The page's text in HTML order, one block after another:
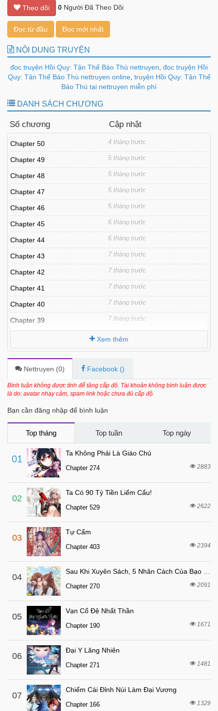
Theo dõi 0 Người Đã Theo Dõi
Đọc từ đầu Đọc mới nhất
NỘI DUNG TRUYỆN
đọc truyện Hồi Quy: Tận Thế Báo Thù nettruyen đọc truyện Hồi
Quy: Tận Thế Báo Thù nettruyen online, truyện Hồi Quy: Tận Thế
Báo Thù tại nettruyen miễn phí
DANH SÁCH CHƯƠNG
Số chương Cập nhật
Chapter 50 4 tháng trước
Chapter 49 5 tháng trước
Chapter 48 5 tháng trước
Chapter 47 5 tháng trước
Chapter 46 5 tháng trước
Chapter 45 6 tháng trước
Chapter 44 6 tháng trước
Chapter 43 7 tháng trước
Chapter 42 7 tháng trước
Chapter 41 7 tháng trước
Chapter 40 7 tháng trước
Chapter 39 7 tháng trước
Chapter 37 8 tháng trước
Chapter 36 8 tháng trước
Chapter 35 8 tháng trước
8 tháng trước
Chapter 32 8 tháng trước
Chapter 31
Chapter 30
Chapter 29
Chapter 28 8 tháng trước
Chapter 27
Chapter 26
Chapter 25
Chapter 24 8 tháng trước
Chapter 23 8 tháng trước
Chapter 22
Chapter 21 8 tháng trước
Chapter 20
Chapter 19 8 tháng trước
Chapter 18
Chapter 17
Chapter 16 8 tháng trước
Chapter 15
Xem thêm
Nettruyen (0) Facebook ()
Bình luận không được tính để tăng cấp độ. Tài khoản không bình luận được
là do: avatar nhạy cảm, spam link hoặc chưa đủ cấp độ.
Bạn cần đăng nhập để bình luận
Top tháng Top tuần Top ngày
01
Ta Không Phải Là Giáo Chủ
Chapter 274 2883
02
Ta Có 90 Tỷ Tiền Liếm Cẩu!
Chapter 529 2622
03
Tự Cẩm
Chapter 403 2394
04
Chapter 270 2091
05
Vạn Cổ Đệ Nhất Thần
Chapter 190 1671
06
Đại Y Lăng Nhiên
Chapter 271 1481
07
Chiếm Cái Đỉnh Núi Làm Đại Vương
Chapter 166 1329